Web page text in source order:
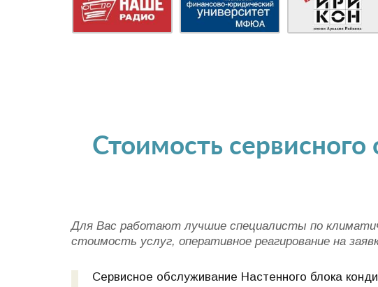
Стоимость
Для Вас работают лучшие специалисты по
стоимость услуг, оперативное реагирование на
Сервисное обслуживание Настенного блока